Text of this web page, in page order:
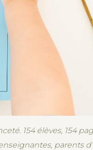
154 élèves, 154
parents